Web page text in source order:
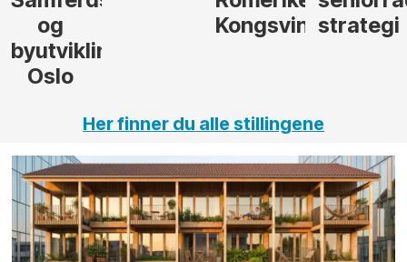
Kongsvingerstrategi
i Gulen
Her finner du alle stillingene